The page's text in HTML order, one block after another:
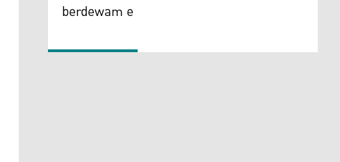
berdewam e